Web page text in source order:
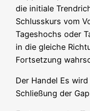
die initia­le
Schluss­kurs vom
Tages­hochs oder
in die glei­che
Fort­set­zung
Der Han­del Es
Schlie­ßung der